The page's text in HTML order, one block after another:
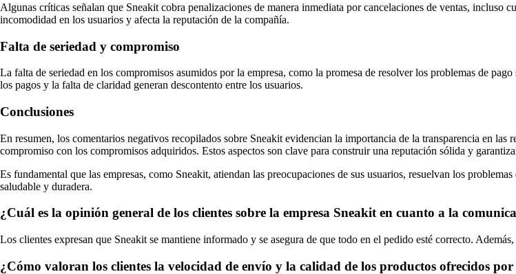
Algunas críticas señalan que Sneakit cobra penalizaciones de manera inmediata por cancelaciones de ventas, incluso
incomodidad en los usuarios y afecta la reputación de la compañía.
Falta de seriedad y compromiso
La falta de seriedad en los compromisos asumidos por la empresa, como la promesa de resolver los problemas de
los pagos y la falta de claridad generan descontento entre los usuarios.
Conclusiones
En resumen, los comentarios negativos recopilados sobre Sneakit evidencian la importancia de la transparencia en
compromiso con los compromisos adquiridos. Estos aspectos son clave para construir una reputación sólida y
Es fundamental que las empresas, como Sneakit, atiendan las preocupaciones de sus usuarios, resuelvan los
saludable y duradera.
¿Cuál es la opinión general de los clientes sobre la empresa Sneakit en cuanto a la
Los clientes expresan que Sneakit se mantiene informado y se asegura de que todo en el pedido esté correcto.
¿Cómo valoran los clientes la velocidad de envío y la calidad de los productos ofrecidos